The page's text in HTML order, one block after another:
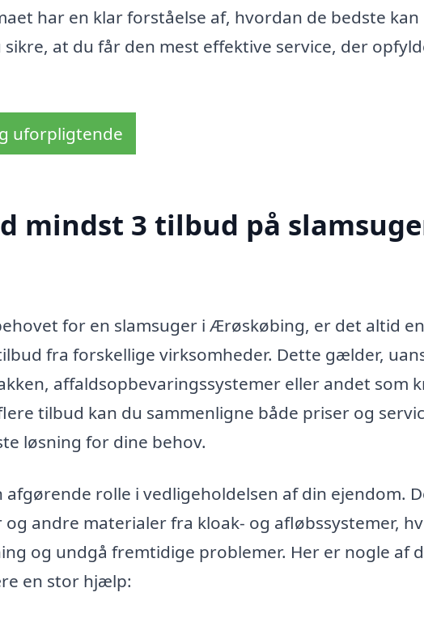
har en klar forståelse af, hvordan de bedste
at du får den mest effektive service, der
uforpligtende
mindst 3 tilbud på
for en slamsuger i Ærøskøbing, er det altid
fra forskellige virksomheder. Dette gælder,
affaldsopbevaringssystemer eller andet som
tilbud kan du sammenligne både priser og
løsning for dine behov.
afgørende rolle i vedligeholdelsen af din ejendom.
andre materialer fra kloak- og afløbssystemer,
og undgå fremtidige problemer. Her er nogle af
en stor hjælp: